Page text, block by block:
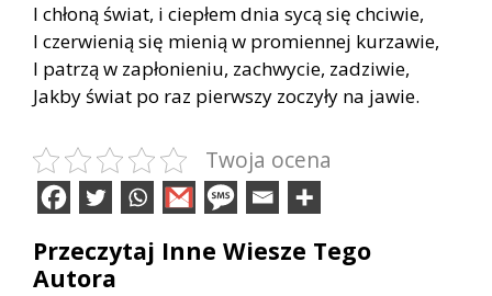
I chłoną świat, i ciepłem dnia sycą się chciwie,
I czerwienią się mienią w promiennej kurzawie,
I patrzą w zapłonieniu, zachwycie, zadziwie,
Jakby świat po raz pierwszy zoczyły na jawie.
Twoja ocena
Przeczytaj Inne Wiesze Tego
Autora